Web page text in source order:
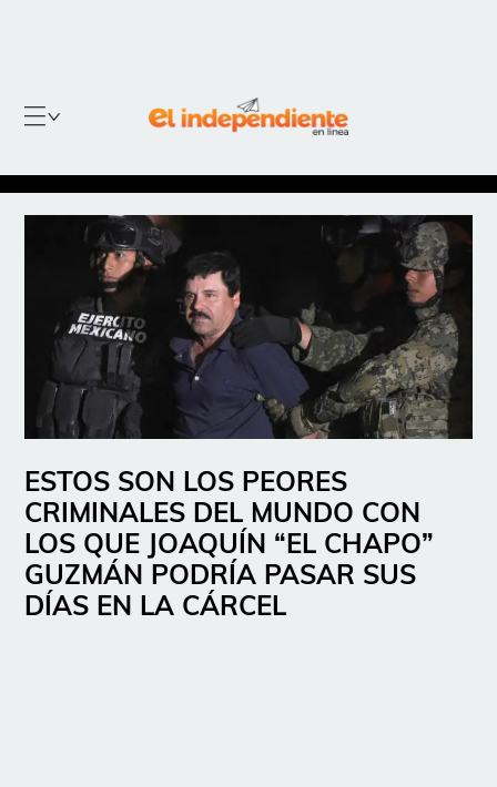
ESTOS SON LOS PEORES
CRIMINALES DEL MUNDO CON
LOS QUE JOAQUÍN “EL CHAPO”
GUZMÁN PODRÍA PASAR SUS
DÍAS EN LA CÁRCEL